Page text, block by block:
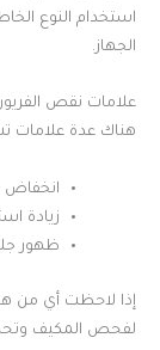
استخدام النوع
الجهاز.
علامات نقص
هناك عدة علامات
انخفاض
زيادة
ظهور
إذا لاحظت أي من
لفحص المكيف